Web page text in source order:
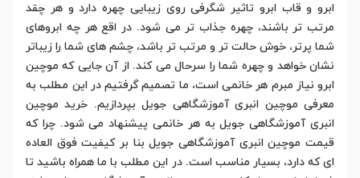
ابرو و قاب ابرو تاثیر شگرفی روی زیبایی چهره دارد و هر چقد
مرتب تر باشند، چهره جذاب تر می شود. در اقع هر چه ابروهای
شما پرتر، خوش حالت تر و مرتب تر باشد، چشم های شما را زیباتر
نشان خواهد و چهره شما را سرحال می کند. از آن جایی که موچین
ابرو نیاز مبرم هر خانمی است، ما تصمیم گرفتیم در این مطلب به
معرفی موچین انبری آموزشگاهی جویل بپردازیم. خرید موچین
انبری آموزشگاهی جویل به هر خانمی پیشنهاد می شود. چرا که
قیمت موچین انبری آموزشگاهی جویل بنا بر کیفیت فوق العاده
ای که دارد، بسیار مناسب است. در این مطلب با ما همراه باشید تا